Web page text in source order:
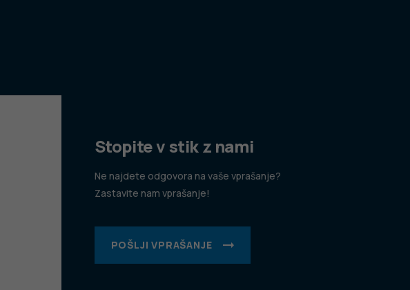
Stopite v stik z nami
Ne najdete odgovora na vaše vprašanje?
Zastavite nam vprašanje!
POŠLJI VPRAŠANJE